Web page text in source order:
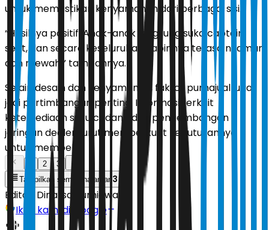
untuk memastikan kenyamanan dari berbagai sisi.
“Hasilnya positif. Anak-anak langsung suka captain
seat, dan secara keseluruhan kabinnya terasa nyaman
dan mewah,” tambahnya.
Selain desain dan kenyamanan, faktor purnajual juga
jadi pertimbangan penting. Informasi terkait
ketersediaan suku cadang dan pengembangan
jaringan dealer turut memperkuat keputusannya
untuk membeli.
2
3
Tampilkan semua halaman 3
Editor: Dinarsa Kurniawan
Ikuti kami di Google